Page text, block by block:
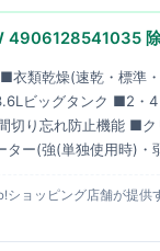
4906128541035
衣類乾燥(速乾・標準
ビッグタンク ■2・4
切り忘れ防止機能 ■ク
ター(強(単独使用時)・
ショッピング店舗が提供